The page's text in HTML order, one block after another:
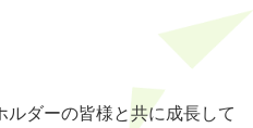
ダーの皆様と共に成長して